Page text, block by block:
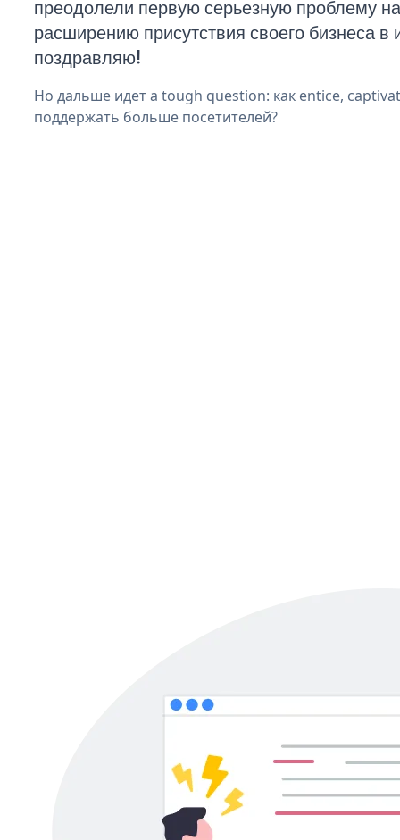
преодолели первую серьезную проблему
расширению присутствия своего бизнеса в
поздравляю!
Но дальше идет a tough question: как entice,
поддержать больше посетителей?